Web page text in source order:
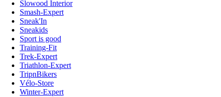
Slowood Interior
Smash-Expert
Sneak'In
Sneakids
Sport is good
Training-Fit
Trek-Expert
Triathlon-Expert
TripnBikers
Vélo-Store
Winter-Expert